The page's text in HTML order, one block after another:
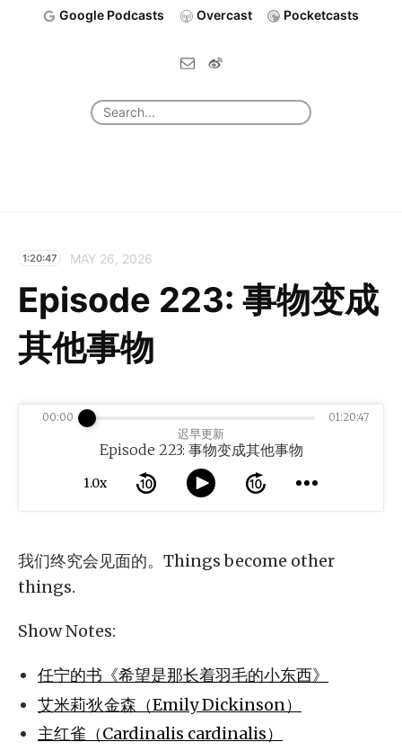
Google Podcasts Overcast Pocketcasts
1:20:47 MAY 26, 2026
Episode 223: 事物变成
其他事物
迟早更新
Episode 223: 事物变成其他事物
1.0x
00:00 01:20:47
我们终究会见面的。Things become other
things.
Show Notes:
任宁的书《希望是那长着羽毛的小东西》
艾米莉·狄金森（Emily Dickinson）
主红雀（Cardinalis cardinalis）